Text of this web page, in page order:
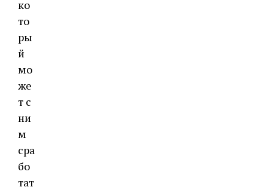
ко
то
ры
й
мо
же
т с
ни
м
сра
бо
тат